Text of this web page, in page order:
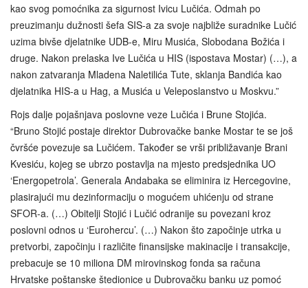
kao svog pomoćnika za sigurnost Ivicu Lučića. Odmah po
preuzimanju dužnosti šefa SIS-a za svoje najbliže suradnike Lučić
uzima bivše djelatnike UDB-e, Miru Musića, Slobodana Božića i
druge. Nakon prelaska Ive Lučića u HIS (ispostava Mostar) (…), a
nakon zatvaranja Mladena Naletilića Tute, sklanja Bandića kao
djelatnika HIS-a u Hag, a Musića u Veleposlanstvo u Moskvu.”
Rojs dalje pojašnjava poslovne veze Lučića i Brune Stojića.
“Bruno Stojić postaje direktor Dubrovačke banke Mostar te se još
čvršće povezuje sa Lučićem. Također se vrši približavanje Brani
Kvesiću, kojeg se ubrzo postavlja na mjesto predsjednika UO
‘Energopetrola’. Generala Andabaka se eliminira iz Hercegovine,
plasirajući mu dezinformaciju o mogućem uhićenju od strane
SFOR-a. (…) Obitelji Stojić i Lučić odranije su povezani kroz
poslovni odnos u ‘Eurohercu’. (…) Nakon što započinje utrka u
pretvorbi, započinju i različite finansijske makinacije i transakcije,
prebacuje se 10 miliona DM mirovinskog fonda sa računa
Hrvatske poštanske štedionice u Dubrovačku banku uz pomoć